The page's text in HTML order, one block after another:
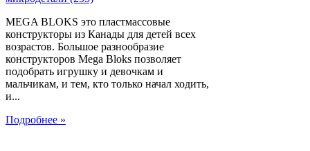
MEGA BLOKS это пластмассовые
конструкторы из Канады для детей всех
возрастов. Большое разнообразие
конструкторов Mega Bloks позволяет
подобрать игрушку и девочкам и
мальчикам, и тем, кто только начал ходить,
и...
Подробнее »